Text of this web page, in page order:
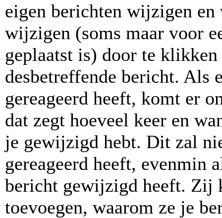
eigen berichten wijzigen
wijzigen (soms maar voor
geplaatst is) door te
desbetreffende bericht. Als
gereageerd heeft, komt er
dat zegt hoeveel keer en
je gewijzigd hebt. Dit zal
gereageerd heeft, evenmin
bericht gewijzigd heeft. Zij
toevoegen, waarom ze je